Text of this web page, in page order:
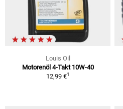
Louis Oil
Motorenöl 4-Takt 10W-40
12,99 €1